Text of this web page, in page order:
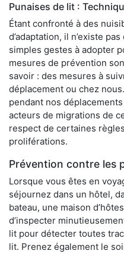
Punaises de lit :
Étant confronté à des
d’adaptation, il n’existe
simples gestes à adopter
mesures de prévention
savoir : des mesures à
déplacement ou chez
pendant nos
acteurs de migrations de
respect de certaines
proliférations.
Prévention contre les
Lorsque vous êtes en
séjournez dans un hôtel,
bateau, une maison
d’inspecter
lit pour détecter toutes
lit. Prenez également le